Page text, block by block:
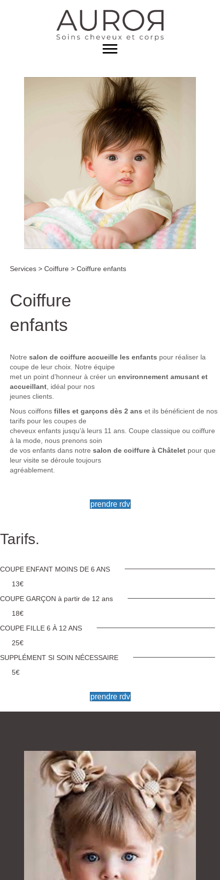
Services > Coiffure > Coiffure enfants
Coiffure
enfants
Notre salon de coiffure accueille les enfants pour réaliser la
coupe de leur choix. Notre équipe
met un point d’honneur à créer un environnement amusant et
accueillant , idéal pour nos
jeunes clients.
Nous coiffons filles et garçons dès 2 ans et ils bénéficient de nos
tarifs pour les coupes de
cheveux enfants jusqu’à leurs 11 ans. Coupe classique ou coiffure
à la mode, nous prenons soin
de vos enfants dans notre salon de coiffure à Châtelet pour que
leur visite se déroule toujours
agréablement.
prendre rdv
Tarifs.
COUPE ENFANT MOINS DE 6 ANS
13€
COUPE GARÇON à partir de 12 ans
18€
COUPE FILLE 6 À 12 ANS
25€
SUPPLÉMENT SI SOIN NÉCESSAIRE
5€
prendre rdv